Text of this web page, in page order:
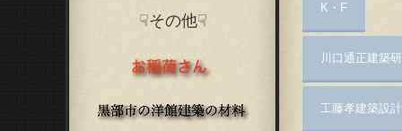
K・F
川口通正建築
工藤孝建築設
☟その他☟